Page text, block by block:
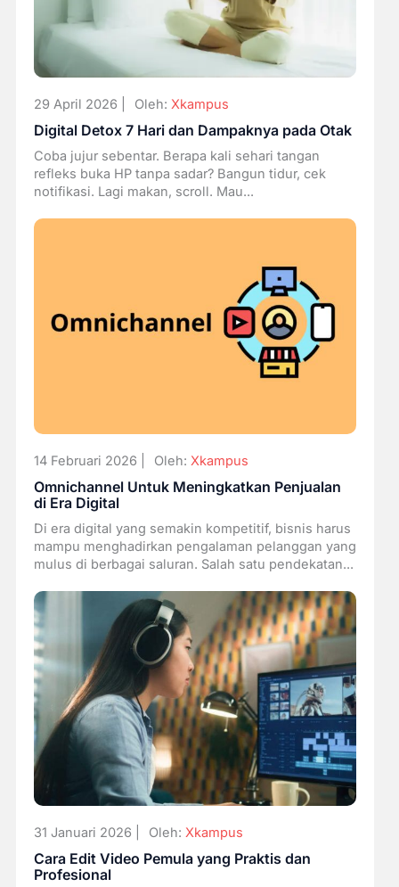
29 April 2026 | Oleh: Xkampus
Digital Detox 7 Hari dan Dampaknya pada Otak
Coba jujur sebentar. Berapa kali sehari tangan
refleks buka HP tanpa sadar? Bangun tidur, cek
notifikasi. Lagi makan, scroll. Mau...
14 Februari 2026 | Oleh: Xkampus
Omnichannel Untuk Meningkatkan Penjualan
di Era Digital
Di era digital yang semakin kompetitif, bisnis harus
mampu menghadirkan pengalaman pelanggan yang
mulus di berbagai saluran. Salah satu pendekatan...
31 Januari 2026 | Oleh: Xkampus
Cara Edit Video Pemula yang Praktis dan
Profesional